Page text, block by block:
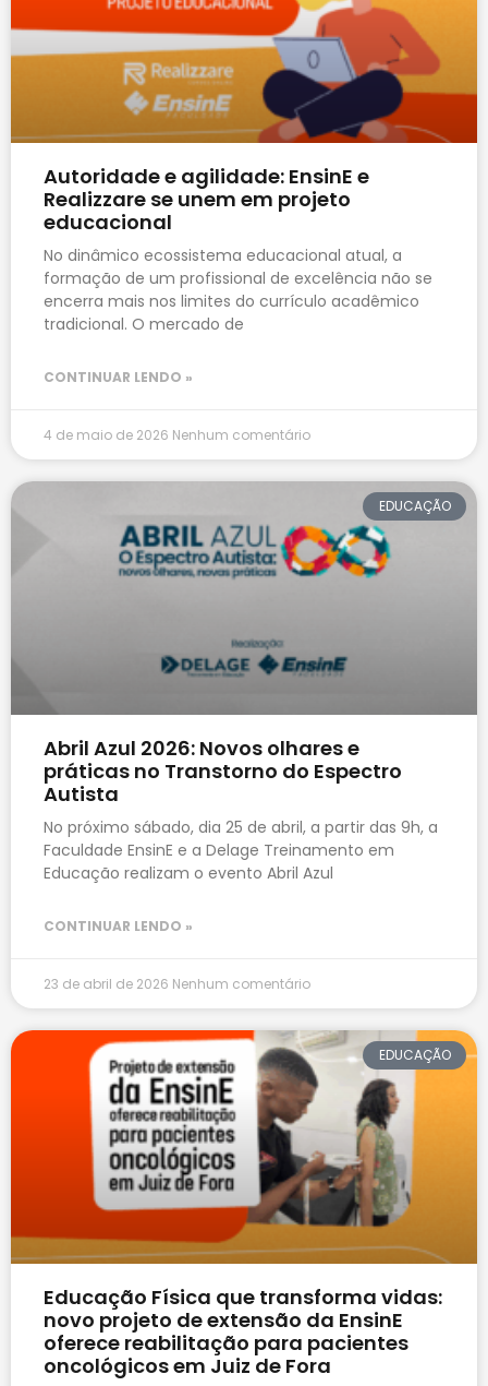
Autoridade e agilidade: EnsinE e
Realizzare se unem em projeto
educacional
No dinâmico ecossistema educacional atual, a
formação de um profissional de excelência não se
encerra mais nos limites do currículo acadêmico
tradicional. O mercado de
CONTINUAR LENDO »
4 de maio de 2026 Nenhum comentário
EDUCAÇÃO
Abril Azul 2026: Novos olhares e
práticas no Transtorno do Espectro
Autista
No próximo sábado, dia 25 de abril, a partir das 9h, a
Faculdade EnsinE e a Delage Treinamento em
Educação realizam o evento Abril Azul
CONTINUAR LENDO »
23 de abril de 2026 Nenhum comentário
EDUCAÇÃO
Educação Física que transforma vidas:
novo projeto de extensão da EnsinE
oferece reabilitação para pacientes
oncológicos em Juiz de Fora